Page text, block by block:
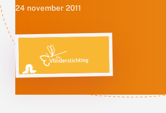
24 november 2011